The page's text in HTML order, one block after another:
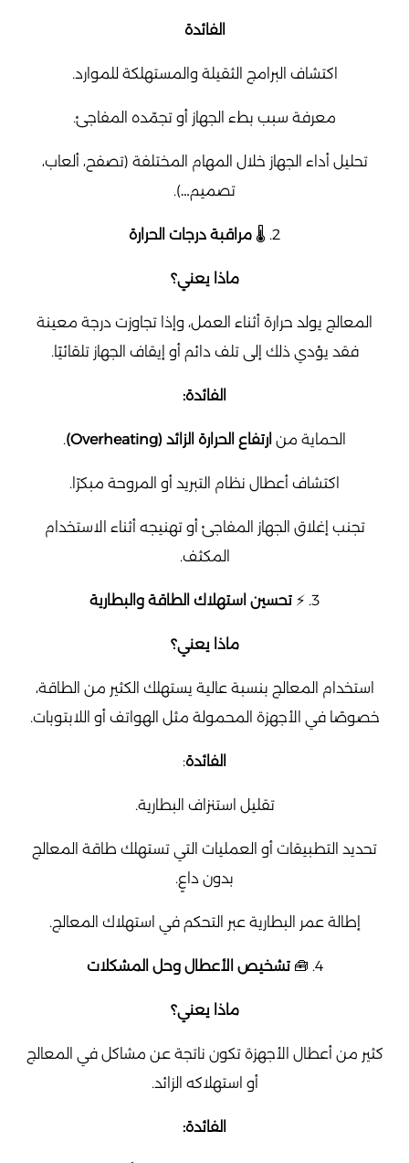
الفائدة
اكتشاف البرامج الثقيلة والمستهلكة للموارد.
معرفة سبب بطء الجهاز أو تجمّده المفاجئ.
تحليل أداء الجهاز خلال المهام المختلفة (تصفح، ألعاب،
تصميم…).
2. 🌡️ مراقبة درجات الحرارة
ماذا يعني؟
المعالج يولد حرارة أثناء العمل، وإذا تجاوزت درجة معينة
فقد يؤدي ذلك إلى تلف دائم أو إيقاف الجهاز تلقائيًا.
الفائدة:
الحماية من ارتفاع الحرارة الزائد (Overheating) .
اكتشاف أعطال نظام التبريد أو المروحة مبكرًا.
تجنب إغلاق الجهاز المفاجئ أو تهنيجه أثناء الاستخدام
المكثف.
3. ⚡ تحسين استهلاك الطاقة والبطارية
ماذا يعني؟
استخدام المعالج بنسبة عالية يستهلك الكثير من الطاقة،
خصوصًا في الأجهزة المحمولة مثل الهواتف أو اللابتوبات.
الفائدة:
تقليل استنزاف البطارية.
تحديد التطبيقات أو العمليات التي تستهلك طاقة المعالج
بدون داعٍ.
إطالة عمر البطارية عبر التحكم في استهلاك المعالج.
4. 🧰 تشخيص الأعطال وحل المشكلات
ماذا يعني؟
كثير من أعطال الأجهزة تكون ناتجة عن مشاكل في المعالج
أو استهلاكه الزائد.
الفائدة: